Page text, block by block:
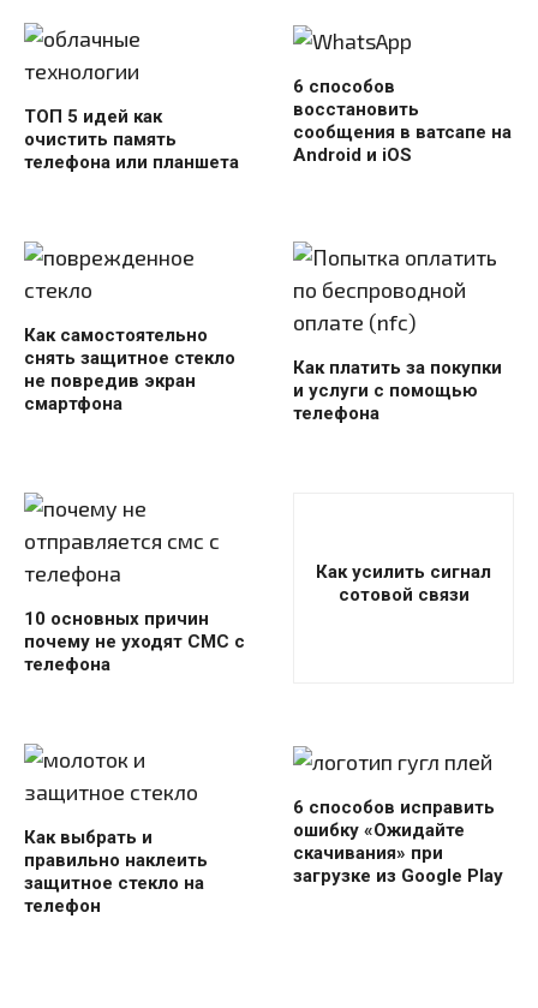
ТОП 5 идей как
очистить память
телефона или планшета
6 способов
восстановить
сообщения в ватсапе на
Android и iOS
Как самостоятельно
снять защитное стекло
не повредив экран
смартфона
Как платить за покупки
и услуги с помощью
телефона
10 основных причин
почему не уходят СМС с
телефона
Как усилить сигнал
сотовой связи
Как выбрать и
правильно наклеить
защитное стекло на
телефон
6 способов исправить
ошибку «Ожидайте
скачивания» при
загрузке из Google Play